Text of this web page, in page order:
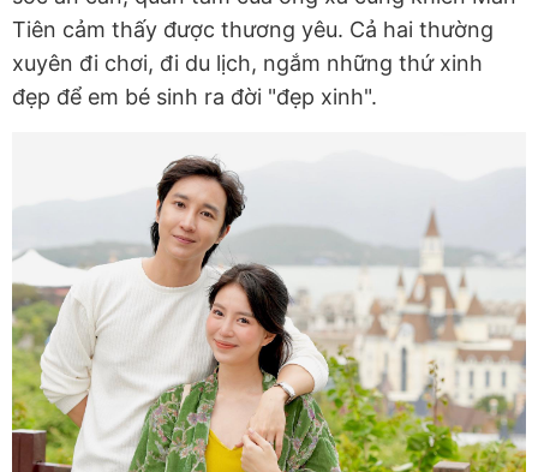
Tiên cảm thấy được thương yêu. Cả hai thường
xuyên đi chơi, đi du lịch, ngắm những thứ xinh
đẹp để em bé sinh ra đời "đẹp xinh".